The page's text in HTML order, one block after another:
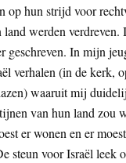
op hun strijd voor
werden verdreven.
geschreven. In mijn
verhalen (in de kerk,
waaruit mij
van hun land zou
er wonen en er
steun voor Israël leek